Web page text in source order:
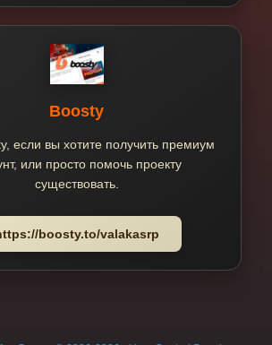
Boosty
если вы хотите получить премиум
или просто помочь проекту
существовать.
boosty.to/valakasrp